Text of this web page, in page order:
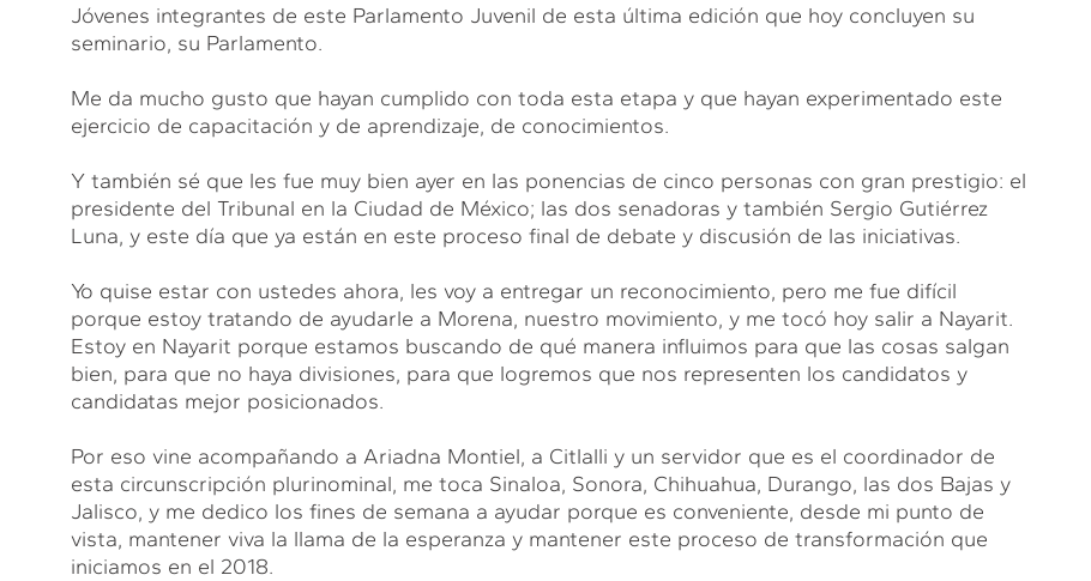
Jóvenes integrantes de este Parlamento Juvenil de esta última edición que hoy concluyen su
seminario, su Parlamento.
Me da mucho gusto que hayan cumplido con toda esta etapa y que hayan experimentado este
ejercicio de capacitación y de aprendizaje, de conocimientos.
Y también sé que les fue muy bien ayer en las ponencias de cinco personas con gran prestigio: el
presidente del Tribunal en la Ciudad de México; las dos senadoras y también Sergio Gutiérrez
Luna, y este día que ya están en este proceso final de debate y discusión de las iniciativas.
Yo quise estar con ustedes ahora, les voy a entregar un reconocimiento, pero me fue difícil
porque estoy tratando de ayudarle a Morena, nuestro movimiento, y me tocó hoy salir a Nayarit.
Estoy en Nayarit porque estamos buscando de qué manera influimos para que las cosas salgan
bien, para que no haya divisiones, para que logremos que nos representen los candidatos y
candidatas mejor posicionados.
Por eso vine acompañando a Ariadna Montiel, a Citlalli y un servidor que es el coordinador de
esta circunscripción plurinominal, me toca Sinaloa, Sonora, Chihuahua, Durango, las dos Bajas y
Jalisco, y me dedico los fines de semana a ayudar porque es conveniente, desde mi punto de
vista, mantener viva la llama de la esperanza y mantener este proceso de transformación que
iniciamos en el 2018.